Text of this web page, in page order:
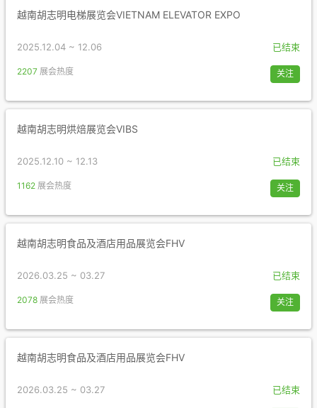
越南胡志明电梯展览会VIETNAM ELEVATOR EXPO
2025.12.04 ~ 12.06 已结束
2207 展会热度 关注
越南胡志明烘焙展览会VIBS
2025.12.10 ~ 12.13 已结束
1162 展会热度 关注
越南胡志明食品及酒店用品展览会FHV
2026.03.25 ~ 03.27 已结束
2078 展会热度 关注
越南胡志明食品及酒店用品展览会FHV
2026.03.25 ~ 03.27 已结束